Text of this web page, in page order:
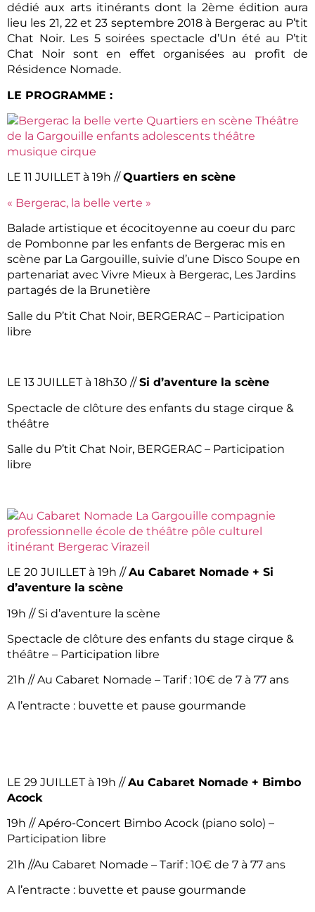
dédié aux arts itinérants dont la 2ème édition aura
lieu les 21, 22 et 23 septembre 2018 à Bergerac au P’tit
Chat Noir. Les 5 soirées spectacle d’Un été au P’tit
Chat Noir sont en effet organisées au profit de
Résidence Nomade.
LE PROGRAMME :
LE 11 JUILLET à 19h //Quartiers en scène
« Bergerac, la belle verte »
Balade artistique et écocitoyenne au coeur du parc
de Pombonne par les enfants de Bergerac mis en
scène par La Gargouille, suivie d’une Disco Soupe en
partenariat avec Vivre Mieux à Bergerac, Les Jardins
partagés de la Brunetière
Salle du P’tit Chat Noir, BERGERAC – Participation
libre
LE 13 JUILLET à 18h30 //Si d’aventure la scène
Spectacle de clôture des enfants du stage cirque &
théâtre
Salle du P’tit Chat Noir, BERGERAC – Participation
libre
LE 20 JUILLET à 19h //Au Cabaret Nomade + Si
d’aventure la scène
19h // Si d’aventure la scène
Spectacle de clôture des enfants du stage cirque &
théâtre – Participation libre
21h // Au Cabaret Nomade – Tarif : 10€ de 7 à 77 ans
A l’entracte : buvette et pause gourmande
LE 29 JUILLET à 19h //Au Cabaret Nomade + Bimbo
Acock
19h // Apéro-Concert Bimbo Acock (piano solo) –
Participation libre
21h //Au Cabaret Nomade – Tarif : 10€ de 7 à 77 ans
A l’entracte : buvette et pause gourmande